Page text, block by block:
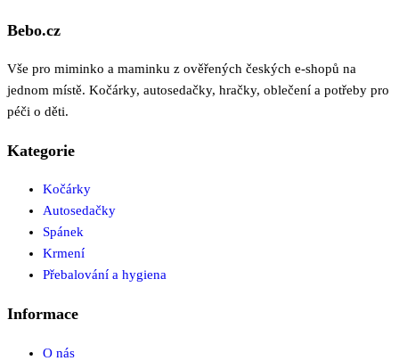
Bebo.cz
Vše pro miminko a maminku z ověřených českých e-shopů na
jednom místě. Kočárky, autosedačky, hračky, oblečení a potřeby pro
péči o děti.
Kategorie
Kočárky
Autosedačky
Spánek
Krmení
Přebalování a hygiena
Informace
O nás